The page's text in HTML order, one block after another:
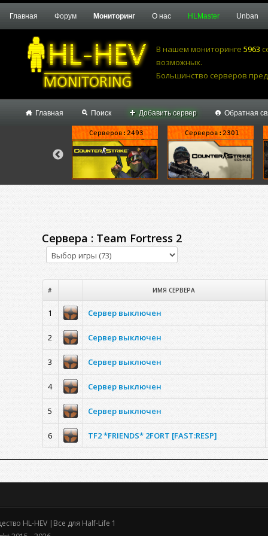
Главная Форум Мониторинг О нас HLMaster Unban
В нашем мониторинге 5963
возможных.
Большинство серверов
Главная Поиск Добавить сервер Обратная
Серверов:2493 Серверов:2301
Сервера : Team Fortress 2
# ИМЯ СЕРВЕРА
1 Сервер выключен
2 Сервер выключен
3 Сервер выключен
4 Сервер выключен
5 Сервер выключен
6 TF2 *FRIENDS* 2FORT [FAST:RESP]
HL-HEV |Все для Half-Life 1